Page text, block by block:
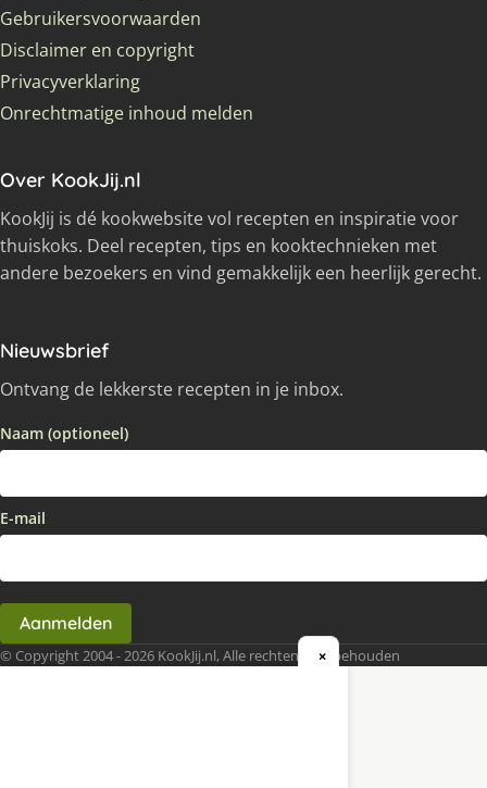
Gebruikersvoorwaarden
Disclaimer en copyright
Privacyverklaring
Onrechtmatige inhoud melden
Over KookJij.nl
KookJij is dé kookwebsite vol recepten en inspiratie voor
thuiskoks. Deel recepten, tips en kooktechnieken met
andere bezoekers en vind gemakkelijk een heerlijk gerecht.
Nieuwsbrief
Ontvang de lekkerste recepten in je inbox.
Naam (optioneel)
E-mail
Aanmelden
© Copyright 2004 - 2026 KookJij.nl, Alle rechten voorbehouden
×